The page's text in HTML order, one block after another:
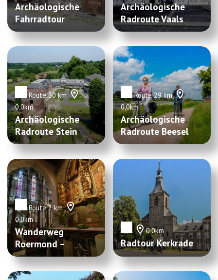
Archäologische
Fahrradtour
Brunssum
Archäologische
Radroute Vaals
Route 30 km
0,0km
Archäologische
Radroute Stein
Route 29 km
0,0km
Archäologische
Radroute Beesel
Route 2 km
0,0km
Wanderweg
Roermond –
Kapellerkwartier
0,0km
Radtour Kerkrade